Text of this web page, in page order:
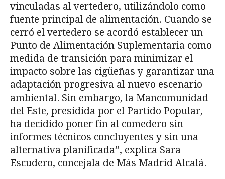
vinculadas al vertedero, utilizándolo como
fuente principal de alimentación. Cuando se
cerró el vertedero se acordó establecer un
Punto de Alimentación Suplementaria como
medida de transición para minimizar el
impacto sobre las cigüeñas y garantizar una
adaptación progresiva al nuevo escenario
ambiental. Sin embargo, la Mancomunidad
del Este, presidida por el Partido Popular,
ha decidido poner fin al comedero sin
informes técnicos concluyentes y sin una
alternativa planificada”, explica Sara
Escudero, concejala de Más Madrid Alcalá.